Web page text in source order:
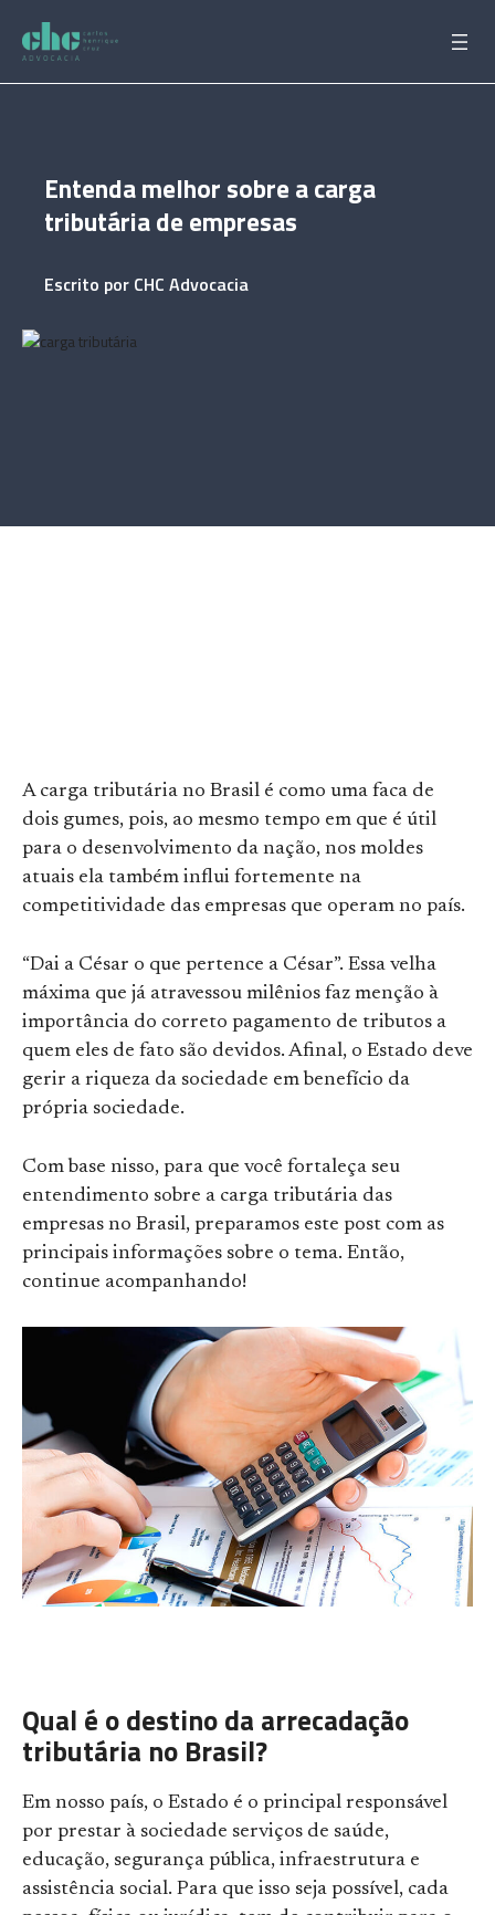
para
conteúdo
Entenda melhor sobre a carga
tributária de empresas
Escrito por CHC Advocacia
A carga tributária no Brasil é como uma faca de
dois gumes, pois, ao mesmo tempo em que é útil
para o desenvolvimento da nação, nos moldes
atuais ela também influi fortemente na
competitividade das empresas que operam no país.
“Dai a César o que pertence a César”. Essa velha
máxima que já atravessou milênios faz menção à
importância do correto pagamento de tributos a
quem eles de fato são devidos. Afinal, o Estado deve
gerir a riqueza da sociedade em benefício da
própria sociedade.
Com base nisso, para que você fortaleça seu
entendimento sobre a carga tributária das
empresas no Brasil, preparamos este post com as
principais informações sobre o tema. Então,
continue acompanhando!
Qual é o destino da arrecadação
tributária no Brasil?
Em nosso país, o Estado é o principal responsável
por prestar à sociedade serviços de saúde,
educação, segurança pública, infraestrutura e
assistência social. Para que isso seja possível, cada